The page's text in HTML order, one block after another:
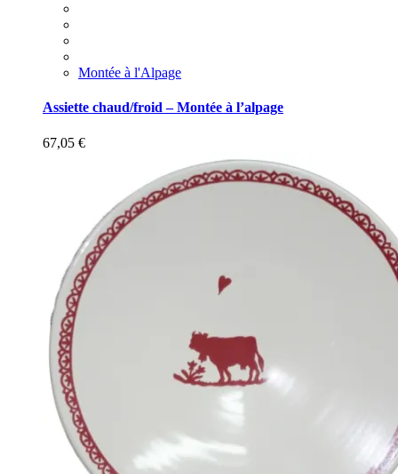
Montée à l'Alpage
Assiette chaud/froid – Montée à l’alpage
67,05 €